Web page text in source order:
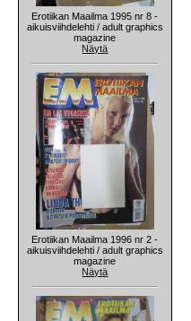
Erotiikan Maailma 1995 nr 8 -
aikuisviihdelehti / adult graphics
magazine
Näytä
Erotiikan Maailma 1996 nr 2 -
aikuisviihdelehti / adult graphics
magazine
Näytä